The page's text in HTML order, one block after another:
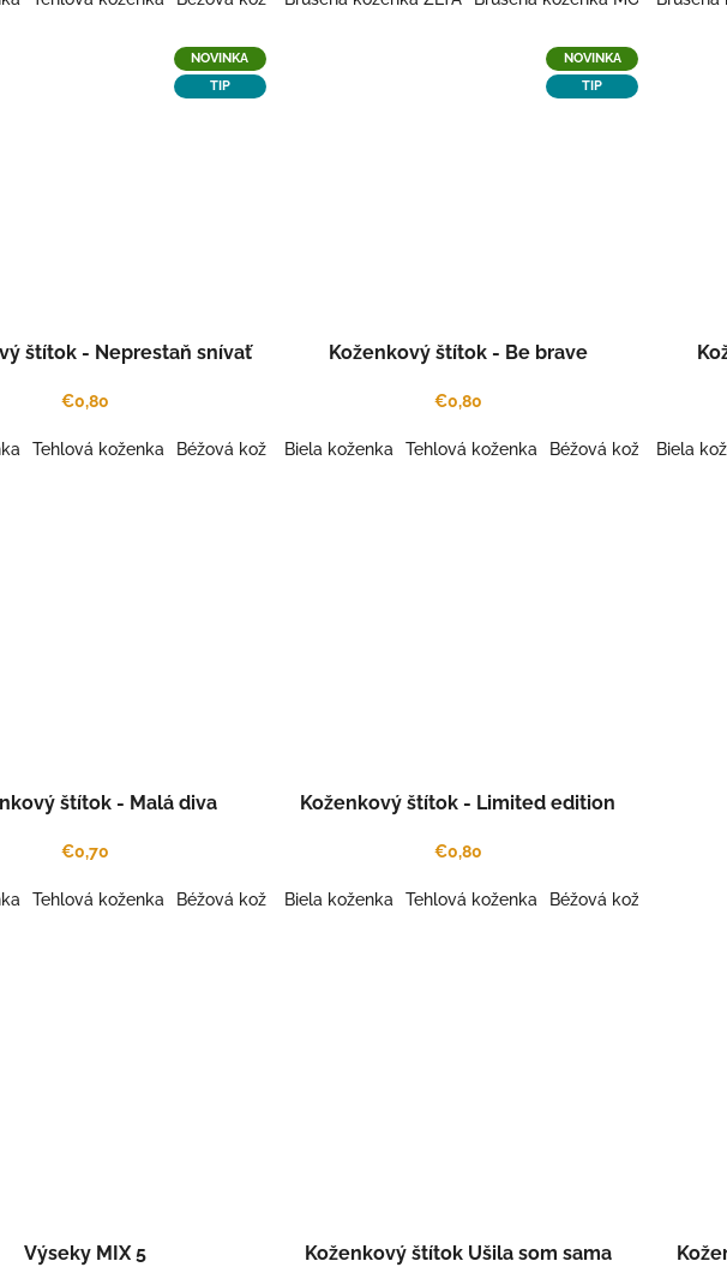
NOVINKA
TIP
štítok - Neprestaň snívať
€0,80
Tehlová koženka Béžová koženka Šedá koženka Káva koženka Šafrán koženka
NOVINKA
TIP
Koženkový štítok - Be brave
€0,80
Biela koženka Tehlová koženka Béžová koženkaBiela
štítok - Malá diva
€0,70
Tehlová koženka Béžová koženka Šedá koženka Káva koženka Šafrán koženka
Koženkový štítok - Limited edition
€0,80
Biela koženka Tehlová koženka Béžová koženka
Výseky MIX 5 Koženkový štítok Ušila som sama